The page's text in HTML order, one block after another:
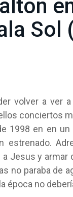
volver a ver a
conciertos
1998 en en
estrenado.
Jesus y armar
no paraba de
época no